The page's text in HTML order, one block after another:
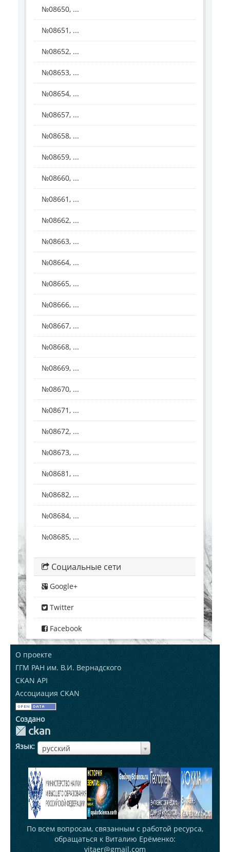
№08650, ...
№08651, ...
№08652, ...
№08653, ...
№08654, ...
№08657, ...
№08658, ...
№08659, ...
№08660, ...
№08661, ...
№08662, ...
№08663, ...
№08664, ...
№08665, ...
№08666, ...
№08667, ...
№08668, ...
№08669, ...
№08670, ...
№08671, ...
№08672, ...
№08673, ...
№08681, ...
№08682, ...
№08684, ...
№08685, ...
Социальные сети
Google+
Twitter
Facebook
О проекте
ГГМ РАН им. В.И. Вернадского
CKAN API
Ассоциация CKAN
Создано
Язык русский
ЯзыкЯзык
По всем вопросам, связанным с работой ресурса,
обращаться к Виталию Ерёменко:
vitaer@gmail.com